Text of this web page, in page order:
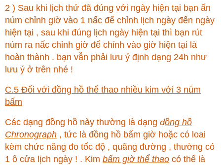
2 ) Sau khi lịch thứ đã đúng với ngày hiện tại bạn ấn
núm chỉnh giờ vào 1 nấc để chỉnh lịch ngày đến ngày
hiện tại , sau khi đúng lịch ngày hiện tại thì bạn rút
núm ra nấc chỉnh giờ để chỉnh vào giờ hiện tại là
hoàn thành . bạn vẫn phải lưu ý định dạng 24h như
lưu ý ở trên nhé !
C.5 Đối với đồng hồ thể thao nhiều kim với 3 núm
bấm
Các dạng đồng hồ này thường là dạng đồng hồ
Chronograph , tức là đồng hồ bấm giờ hoặc có loai
kèm chức năng đo tốc độ , quãng đường , thường có
1 ô cửa lịch ngày ! . Kim bấm giờ thể thao có thể là